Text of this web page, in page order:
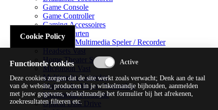
Game Console
Game Controller
Gaming Accessoires
Geluidskaarten
Handheld Multimedia Speler / Recorder
Headsets Vast
Home Theater Systems
Microfoon Vast
Multimedia Consoles
Multimedia Mixer / Versterker
Multimedia Productie
Optical Disk Drive
Cookie Policy
Functionele cookies
Deze cookies zorgen dat de site werkt zoals verwacht; Denk aan de taal
van de website, producten in je winkelmandje bijhouden, aanmelden
met jouw gegevens, winkelmandje het formulier bij het afrekenen,
zoekresultaten filteren etc.